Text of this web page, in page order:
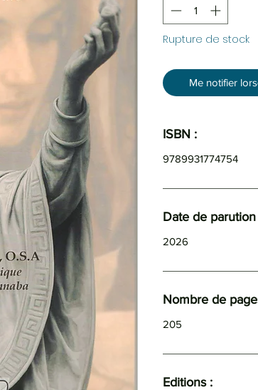
Rupture de stock
Me notifier
ISBN :
9789931774754
Date de parution
2026
Nombre de
205
Editions :